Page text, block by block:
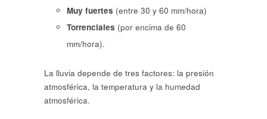
Muy fuertes (entre 30 y 60 mm/hora)
Torrenciales (por encima de 60
mm/hora).
La lluvia depende de tres factores: la presión
atmosférica, la temperatura y la humedad
atmosférica.